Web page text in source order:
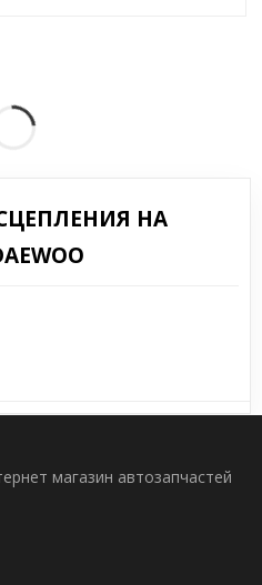
НА
магазин автозапчастей